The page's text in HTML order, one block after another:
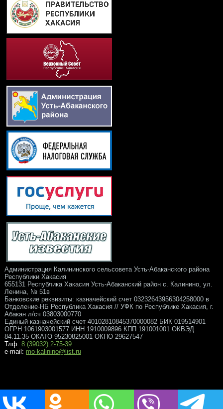
Администрация Калининского сельсовета Усть-Абаканского района
Республики Хакасия
655131 Республика Хакасия Усть-Абаканский район с. Калинино, ул.
Ленина, № 51в
Банковские реквизиты: казначейский счет 03232643956304258000 в
Отделение-НБ Республика Хакасия // УФК по Республике Хакасия, г.
Абакан л/сч 03803000770
Единый казначейский счет 40102810845370000082 БИК 019514901
ОГРН 1061903001577 ИНН 1910009896 КПП 191001001 ОКВЭД
84.11.35 ОКАТО 95230825001 ОКПО 29627547
Тлф: 8 (39032) 2-75-39
e-mail: mo-kalinino@list.ru